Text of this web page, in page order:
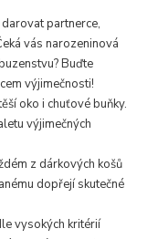
partnerce,
vás narozeninová
Buďte
výjimečnosti!
oko i chuťové buňky.
výjimečných
z dárkových košů
dopřejí skutečné
vysokých kritérií